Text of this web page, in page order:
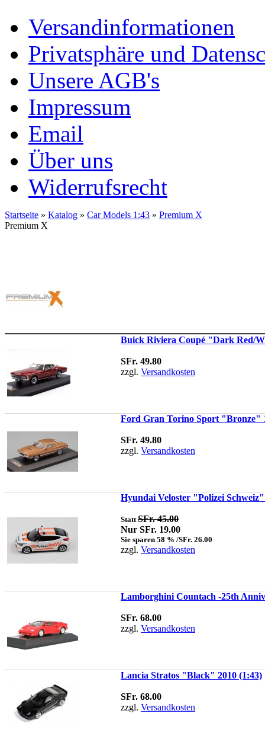
Versandinformationen
Privatsphäre und
Unsere AGB's
Impressum
Email
Über uns
Widerrufsrecht
Startseite » Katalog » Car Models 1:43 » Premium X
Premium X
Buick Riviera Coupé "Dark Red/
SFr. 49.80
zzgl. Versandkosten
Ford Gran Torino Sport "Bronze"
SFr. 49.80
zzgl. Versandkosten
Hyundai Veloster "Polizei Schweiz"
Statt SFr. 45.00
Nur SFr. 19.00
Sie sparen 58 % /SFr. 26.00
zzgl. Versandkosten
Lamborghini Countach -25th
SFr. 68.00
zzgl. Versandkosten
Lancia Stratos "Black" 2010 (1:43)
SFr. 68.00
zzgl. Versandkosten